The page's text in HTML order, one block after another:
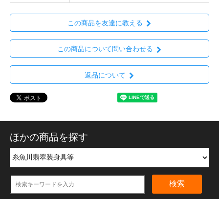
この商品を友達に教える
この商品について問い合わせる
返品について
ほかの商品を探す
検索